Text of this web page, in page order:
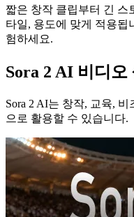
짧은 창작 클립부터 긴 스
타일, 용도에 맞게 적용
험하세요.
Sora 2 AI 비디오
Sora 2 AI는 창작, 교육,
으로 활용할 수 있습니다.